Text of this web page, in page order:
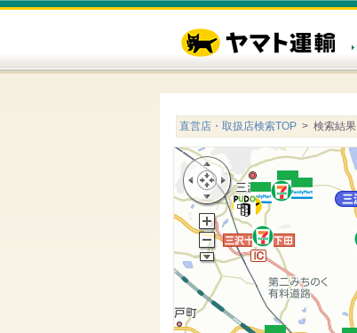
直営店・取扱店検索TOP > 検索結果